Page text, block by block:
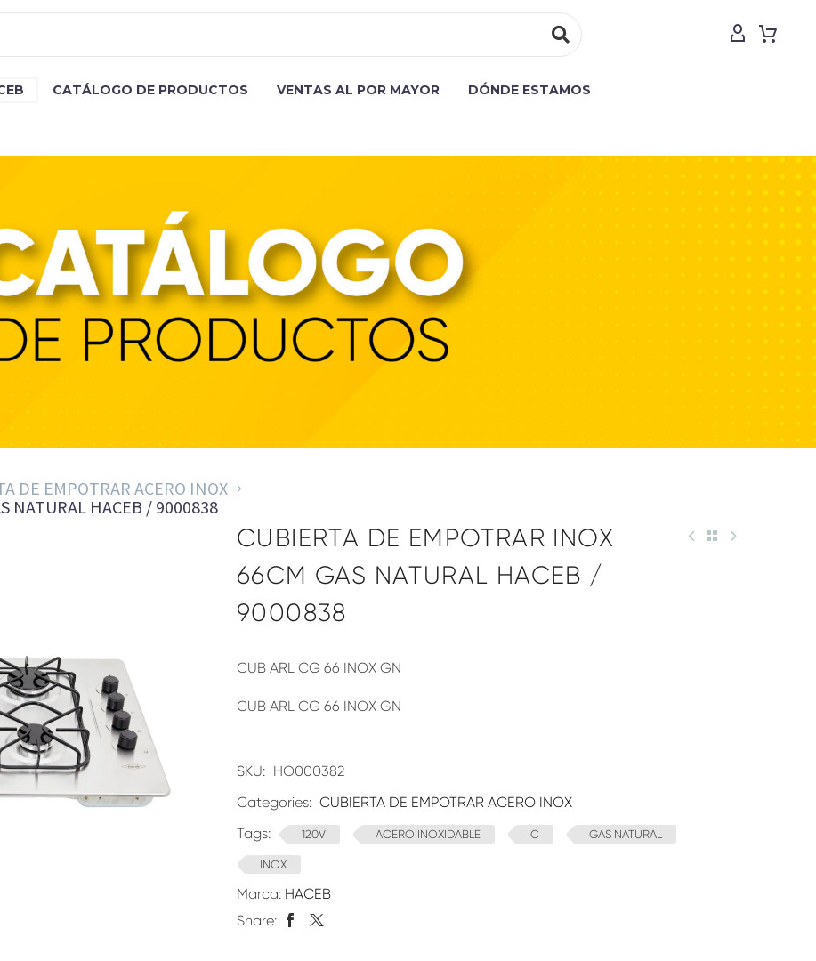
CATÁLOGO DE PRODUCTOS VENTAS AL POR MAYOR
DÓNDE ESTAMOS
CUB ARL CG 66 INOX GN
DE EMPOTRAR ACERO INOX
NATURAL HACEB / 9000838
CUBIERTA DE EMPOTRAR INOX
66CM GAS NATURAL HACEB /
9000838
CUB ARL CG 66 INOX GN
CUB ARL CG 66 INOX GN
SKU: HO000382
Categories: CUBIERTA DE EMPOTRAR ACERO INOX
Tags:
120V ACERO INOXIDABLE C GAS NATURAL
INOX
Marca: HACEB
Share: